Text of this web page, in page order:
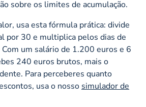
sobre os limites de acumulação.
usa esta fórmula prática: divide
por 30 e multiplica pelos dias de
Com um salário de 1.200 euros e 6
240 euros brutos, mais o
Para perceberes quanto
usa o nosso simulador de